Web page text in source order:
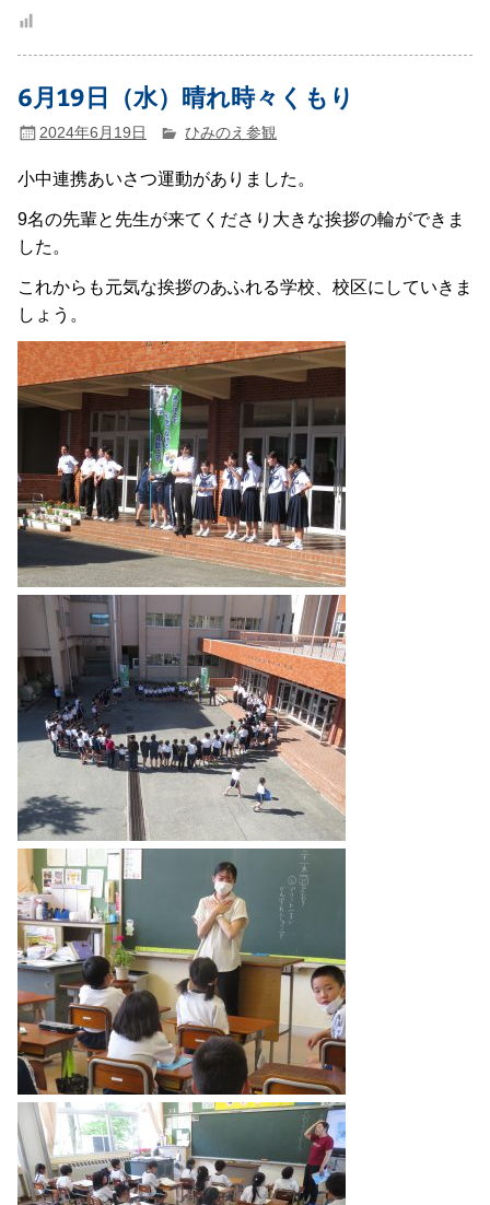
6月19日（水）晴れ時々くもり
2024年6月19日 ひみのえ参観
小中連携あいさつ運動がありました。
9名の先輩と先生が来てくださり大きな挨拶の輪ができま
した。
これからも元気な挨拶のあふれる学校、校区にしていきま
しょう。